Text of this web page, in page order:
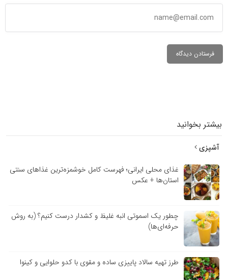
بیشتر بخوانید
آشپزی
غذای محلی ایرانی؛ فهرست کامل خوشمزه‌ترین غذاهای سنتی
استان‌ها + عکس
چطور یک اسموتی انبه غلیظ و کشدار درست کنیم؟ (به روش
حرفه‌ای‌ها)
طرز تهیه سالاد پاییزی ساده و مقوی با کدو حلوایی و کینوا